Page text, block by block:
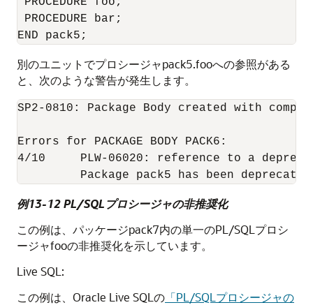
PROCEDURE bar;
別のユニットでプロシージャpack5.fooへの参照がある
と、次のような警告が発生します。
SP2-0810: Package Body created with
Errors for PACKAGE BODY PACK6:
4/10     PLW-06020: reference to a
Package pack5 has been
例13-12 PL/SQLプロシージャの非推奨化
この例は、パッケージpack7内の単一のPL/SQLプロシ
ージャfooの非推奨化を示しています。
Live SQL:
この例は、Oracle Live SQLの 「PL/SQLプロシージャの